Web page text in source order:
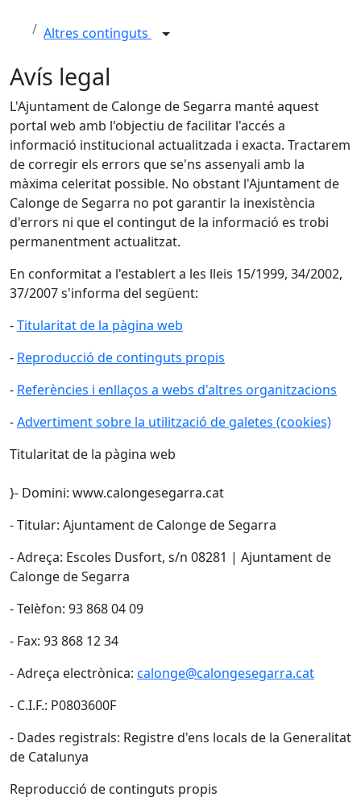
Altres continguts
Avís legal
L'Ajuntament de Calonge de Segarra manté aquest
portal web amb l'objectiu de facilitar l'accés a
informació institucional actualitzada i exacta. Tractarem
de corregir els errors que se'ns assenyali amb la
màxima celeritat possible. No obstant l'Ajuntament de
Calonge de Segarra no pot garantir la inexistència
d'errors ni que el contingut de la informació es trobi
permanentment actualitzat.
En conformitat a l'establert a les lleis 15/1999, 34/2002,
37/2007 s'informa del següent:
-Titularitat de la pàgina web
- Reproducció de continguts propis
- Referències i enllaços a webs d'altres organitzacions
-Advertiment sobre la utilització de galetes (cookies)
Titularitat de la pàgina web
}- Domini: www.calongesegarra.cat
- Titular: Ajuntament de Calonge de Segarra
- Adreça: Escoles Dusfort, s/n 08281 | Ajuntament de
Calonge de Segarra
- Telèfon: 93 868 04 09
- Fax: 93 868 12 34
- Adreça electrònica: calonge@calongesegarra.cat
- C.I.F.: P0803600F
- Dades registrals: Registre d'ens locals de la Generalitat
de Catalunya
Reproducció de continguts propis